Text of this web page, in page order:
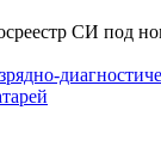
СИ под